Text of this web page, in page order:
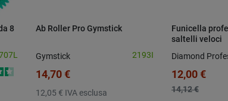
8
Ab Roller Pro Gymstick
Gymstick 2193I
14,70 €
12,05 € IVA esclusa
Funicella
saltelli veloci
Diamond
12,00 €
14,12 €